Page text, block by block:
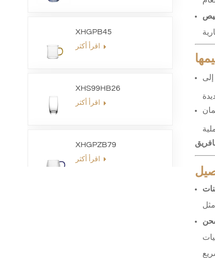
XHGPB45
XHS99HB26
XHGPZB79
لضمان
فريق